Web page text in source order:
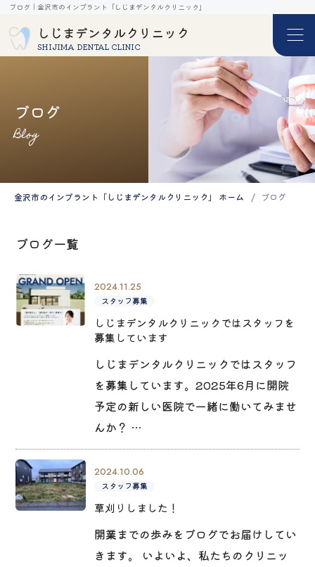
ブログ｜金沢市のインプラント「しじまデンタルクリニック」
しじまデンタルクリニック
SHIJIMA DENTAL CLINIC
ブログ
Blog
金沢市のインプラント「しじまデンタルクリニック」 ホーム ブログ
ブログ一覧
2024.11.25
スタッフ募集
しじまデンタルクリニックではスタッフを
募集しています
しじまデンタルクリニックではスタッフ
を募集しています。2025年6月に開院
予定の新しい医院で一緒に働いてみませ
んか？ …
2024.10.06
スタッフ募集
草刈りしました！
開業までの歩みをブログでお届けしてい
きます。 いよいよ、私たちのクリニッ